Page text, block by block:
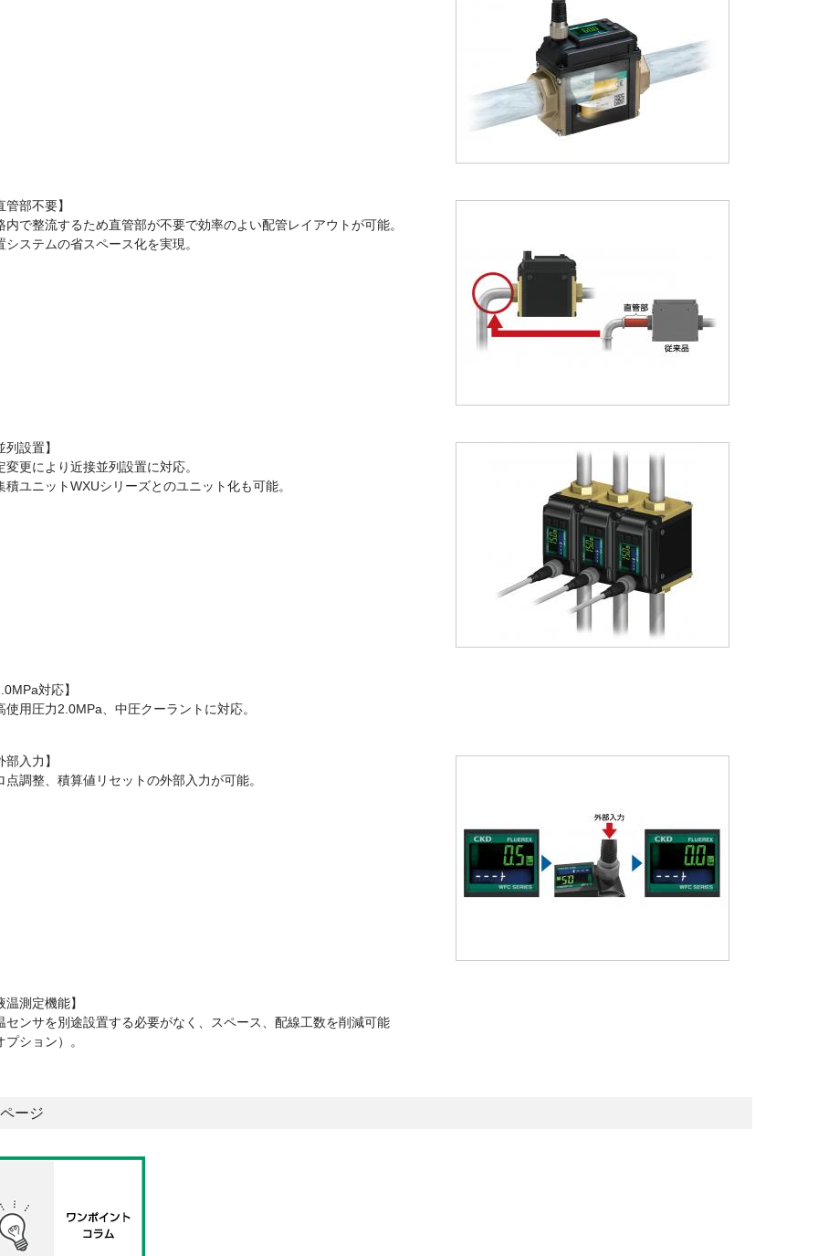
管部不要】
内で整流するため直管部が不要で効率のよい配管レイアウトが可能。
システムの省スペース化を実現。
列設置】
変更により近接並列設置に対応。
積ユニットWXUシリーズとのユニット化も可能。
対応】
使用圧力2.0MPa、中圧クーラントに対応。
部入力】
点調整、積算値リセットの外部入力が可能。
温測定機能】
センサを別途設置する必要がなく、スペース、配線工数を削減可能
プション）。
ージ